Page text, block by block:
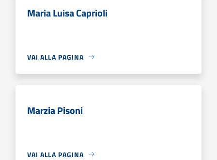
Maria Luisa Caprioli
VAI ALLA PAGINA
Marzia Pisoni
VAI ALLA PAGINA